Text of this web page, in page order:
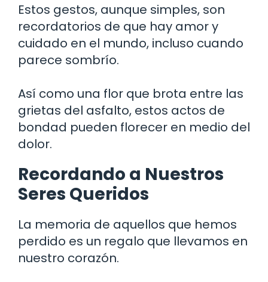
Estos gestos, aunque simples, son
recordatorios de que hay amor y
cuidado en el mundo, incluso cuando
parece sombrío.
Así como una flor que brota entre las
grietas del asfalto, estos actos de
bondad pueden florecer en medio del
dolor.
Recordando a Nuestros
Seres Queridos
La memoria de aquellos que hemos
perdido es un regalo que llevamos en
nuestro corazón.